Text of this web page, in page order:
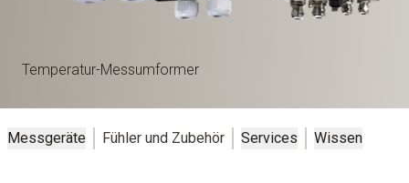
Temperatur-Messumformer
Messgeräte Fühler und Zubehör Services Wissen